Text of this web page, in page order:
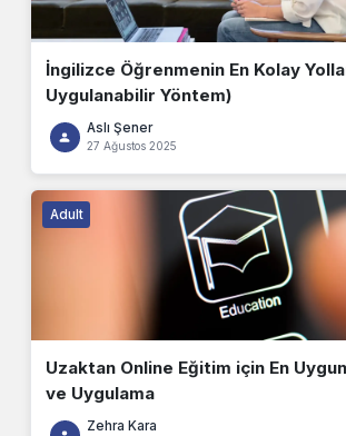
İngilizce Öğrenmenin En Kolay
Uygulanabilir Yöntem)
Aslı Şener
27 Ağustos 2025
Adult
Uzaktan Online Eğitim için En
ve Uygulama
Zehra Kara